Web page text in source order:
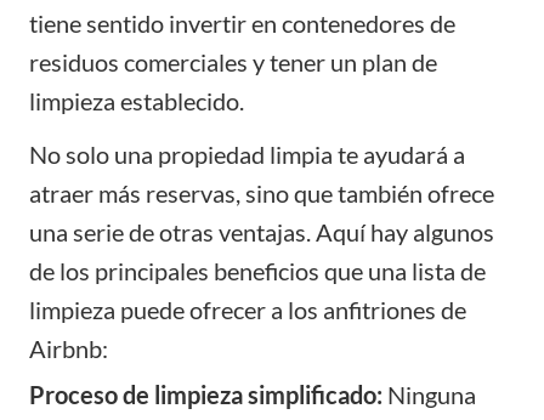
tiene sentido invertir en contenedores de
residuos comerciales y tener un plan de
limpieza establecido.
No solo una propiedad limpia te ayudará a
atraer más reservas, sino que también ofrece
una serie de otras ventajas. Aquí hay algunos
de los principales beneficios que una lista de
limpieza puede ofrecer a los anfitriones de
Airbnb:
Proceso de limpieza simplificado: Ninguna